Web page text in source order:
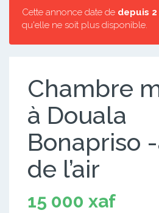
Cette annonce date de depuis 2
qu'elle ne soit plus disponible.
Chambre
à Douala
Bonapriso
de l’air
15 000 xaf